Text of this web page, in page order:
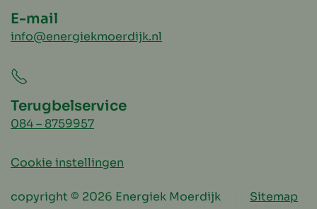
E-mail
info@energiekmoerdijk.nl
Terugbelservice
084 – 8759957
Cookie instellingen
copyright © 2026 Energiek Moerdijk Sitemap